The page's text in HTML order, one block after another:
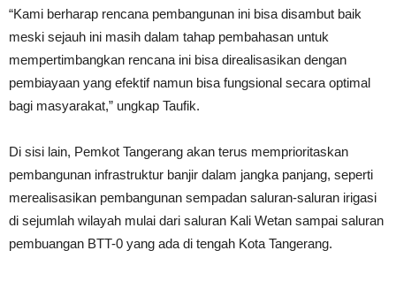
“Kami berharap rencana pembangunan ini bisa disambut baik
meski sejauh ini masih dalam tahap pembahasan untuk
mempertimbangkan rencana ini bisa direalisasikan dengan
pembiayaan yang efektif namun bisa fungsional secara optimal
bagi masyarakat,” ungkap Taufik.
Di sisi lain, Pemkot Tangerang akan terus memprioritaskan
pembangunan infrastruktur banjir dalam jangka panjang, seperti
merealisasikan pembangunan sempadan saluran-saluran irigasi
di sejumlah wilayah mulai dari saluran Kali Wetan sampai saluran
pembuangan BTT-0 yang ada di tengah Kota Tangerang.